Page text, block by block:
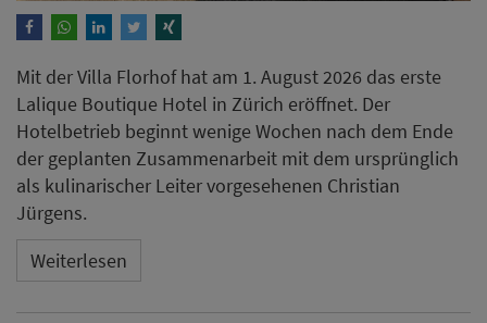
Mit der Villa Florhof hat am 1. August 2026 das erste
Lalique Boutique Hotel in Zürich eröffnet. Der
Hotelbetrieb beginnt wenige Wochen nach dem Ende
der geplanten Zusammenarbeit mit dem ursprünglich
als kulinarischer Leiter vorgesehenen Christian
Jürgens.
Weiterlesen